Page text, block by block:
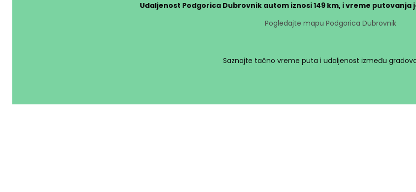
Udaljenost Podgorica Dubrovnik autom iznosi149 km, i vreme putovanja
Pogledajte mapu Podgorica Dubrovnik
Saznajte tačno vreme puta i udaljenost između